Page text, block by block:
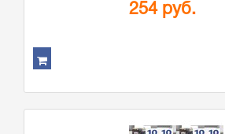
254 руб.